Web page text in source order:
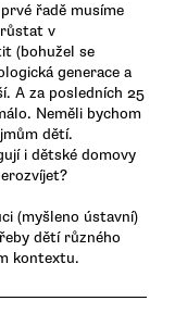
řadě musíme
v
(bohužel se
generace a
A za posledních 25
Neměli bychom
dětí.
i dětské domovy
(myšleno ústavní)
dětí různého
kontextu.